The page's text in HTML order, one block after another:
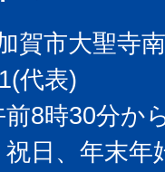
賀市大聖寺
代表)
8時30分か
祝日、年末